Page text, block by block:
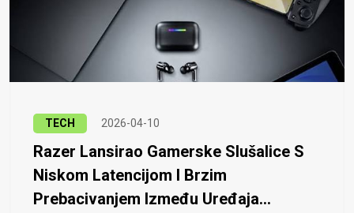
TECH 2026-04-10
Razer Lansirao Gamerske Slušalice S
Niskom Latencijom I Brzim
Prebacivanjem Između Uređaja...